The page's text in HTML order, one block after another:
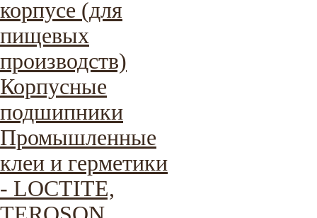
корпусе (для
пищевых
производств)
Корпусные
подшипники
Промышленные
клеи и герметики
- LOCTITE,